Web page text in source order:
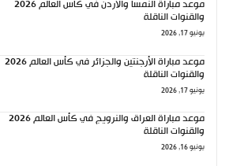
موعد مباراة النمسا والأردن في كأس العالم 2026
والقنوات الناقلة
يونيو 17, 2026
موعد مباراة الأرجنتين والجزائر في كأس العالم 2026
والقنوات الناقلة
يونيو 17, 2026
موعد مباراة العراق والنرويج في كأس العالم 2026
والقنوات الناقلة
يونيو 16, 2026